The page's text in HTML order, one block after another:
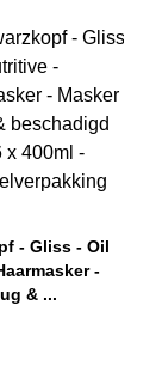
- Gliss - Oil
-
& ...